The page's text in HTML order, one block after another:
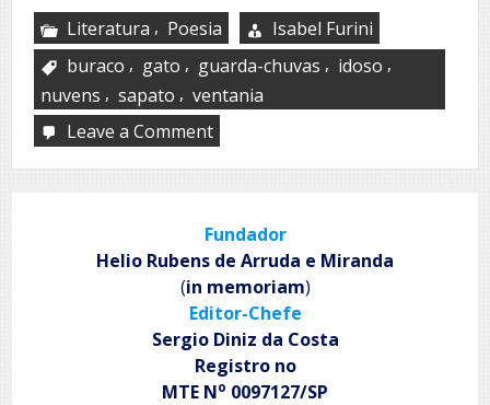
Literatura , Poesia
Isabel Furini
buraco , gato , guarda-chuvas , idoso ,
nuvens , sapato , ventania
Leave a Commenton
sapato
Fundador
Helio Rubens de Arruda e Miranda
(in memoriam)
Editor-Chefe
Sergio Diniz da Costa
Registro no
MTE No 0097127/SP